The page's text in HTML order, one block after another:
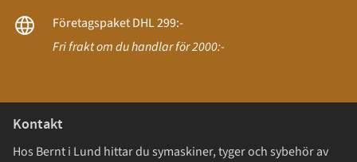
Företagspaket DHL 299:-
Fri frakt om du handlar för 2000:-
Kontakt
Hos Bernt i Lund hittar du symaskiner, tyger och sybehör av